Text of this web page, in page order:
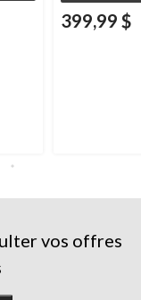
399,99 $
vos offres